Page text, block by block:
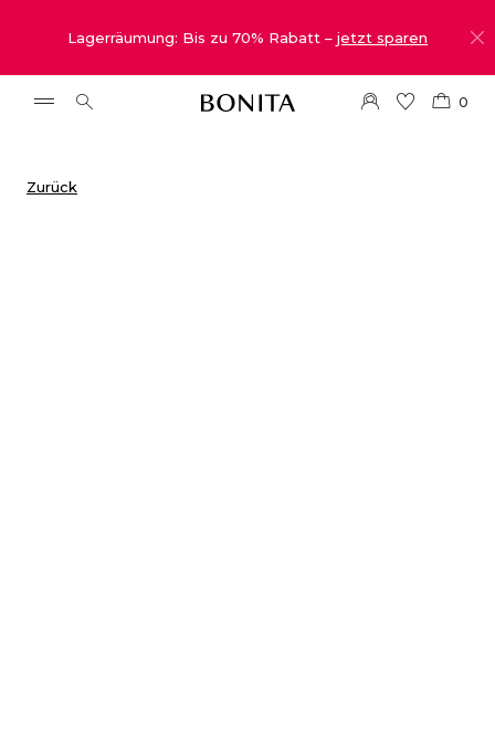
Lagerräumung: Bis zu 70% Rabatt – jetzt sparen
0
Zurück